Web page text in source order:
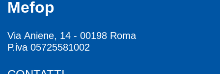
Mefop
Via Aniene, 14 - 00198 Roma
P.iva 05725581002